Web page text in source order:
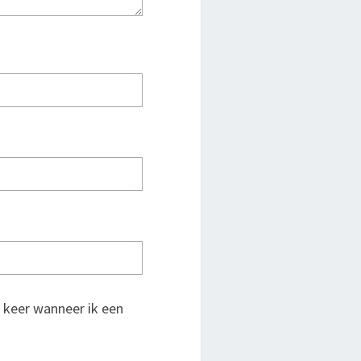
wanneer ik een